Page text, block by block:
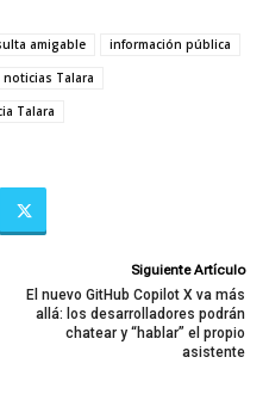
amigable
información pública
noticias Talara
Talara
Siguiente Artículo
El nuevo GitHub Copilot X va más
allá: los desarrolladores podrán
chatear y “hablar” el propio
asistente